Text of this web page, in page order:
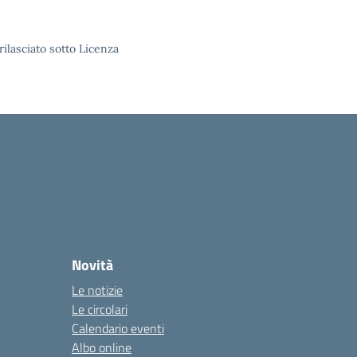
sotto Licenza
Novità
Le notizie
Le circolari
Calendario eventi
Albo online